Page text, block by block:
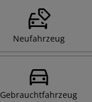
Neufahrzeug
Gebrauchtfahrzeug